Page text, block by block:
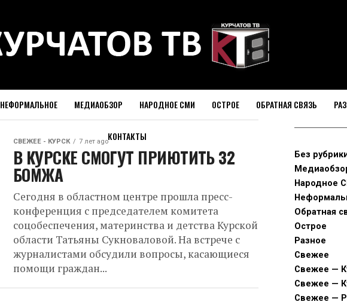
НЕФОРМАЛЬНОЕ МЕДИАОБЗОР НАРОДНОЕ СМИ ОСТРОЕ ОБРАТНАЯ СВЯЗЬ
КОНТАКТЫ
СВЕЖЕЕ - КУРСК 7 лет ago
В КУРСКЕ СМОГУТ ПРИЮТИТЬ 32
БОМЖА
Сегодня в областном центре прошла пресс-
конференция с председателем комитета
соцобеспечения, материнства и детства Курской
области Татьяны Сукноваловой. На встрече с
журналистами обсудили вопросы, касающиеся
помощи граждан...
Без
Народное
Обратная
Острое
Разное
Свежее
Свежее —
Свежее —
Свежее —